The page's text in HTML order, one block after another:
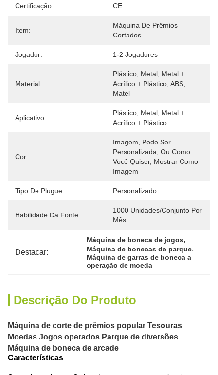
Certificação: CE
Item:
Máquina De Prêmios
Cortados
Jogador: 1-2 Jogadores
Material:
Plástico, Metal, Metal +
Acrílico + Plástico, ABS,
Matel
Aplicativo:
Plástico, Metal, Metal +
Acrílico + Plástico
Cor:
Imagem, Pode Ser
Personalizada, Ou Como
Você Quiser, Mostrar Como
Imagem
Tipo De Plugue: Personalizado
Habilidade Da Fonte:
1000 Unidades/conjunto Por
Mês
Destacar:
Máquina de boneca de jogos,
Máquina de bonecas de parque,
Máquina de garras de boneca a
operação de moeda
Descrição Do Produto
Máquina de corte de prêmios popular Tesouras
Moedas Jogos operados Parque de diversões
Máquina de boneca de arcade
Características